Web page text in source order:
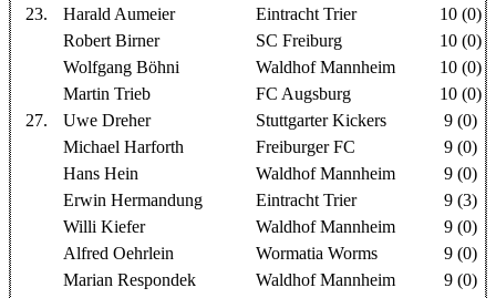
23.
Harald Aumeier Eintracht Trier
10 (0)
Robert Birner
SC Freiburg
10 (0)
Wolfgang Böhni
Waldhof Mannheim
10 (0)
Martin Trieb
FC Augsburg
10 (0)
27.
Uwe Dreher Stuttgarter Kickers
9 (0)
Michael Harforth
Freiburger FC
9 (0)
Hans Hein
Waldhof Mannheim
9 (0)
Erwin Hermandung
Eintracht Trier
9 (3)
Willi Kiefer
Waldhof Mannheim
9 (0)
Alfred Oehrlein
Wormatia Worms
9 (0)
Marian Respondek
Waldhof Mannheim
9 (0)